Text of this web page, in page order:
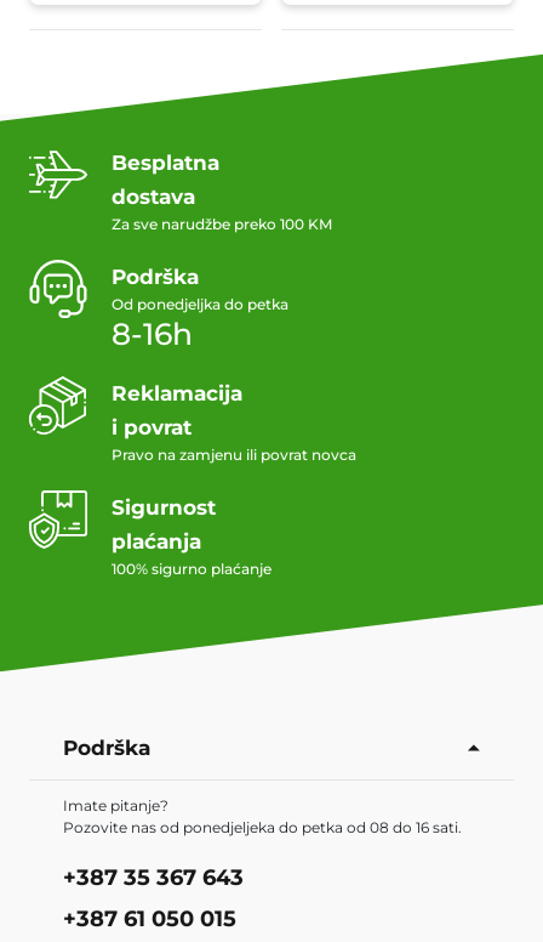
Besplatna
dostava
Za sve narudžbe preko 100 KM
Podrška
Od ponedjeljka do petka
8-16h
Reklamacija
i povrat
Pravo na zamjenu ili povrat novca
Sigurnost
plaćanja
100% sigurno plaćanje
Podrška
Imate pitanje?
Pozovite nas od ponedjeljeka do petka od 08 do 16 sati.
+387 35 367 643
+387 61 050 015